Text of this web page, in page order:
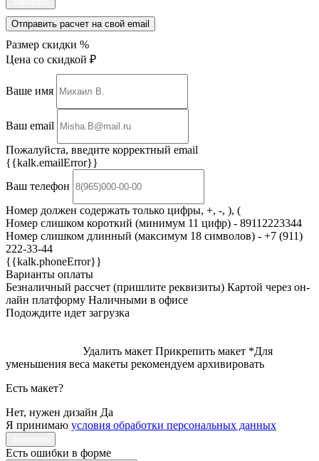
Отправить расчет на свой email
Размер скидки %
Цена со скидкой ₽
Ваше имя
Ваш email
Пожалуйста, введите корректный email
{{kalk.emailError}}
Ваш телефон
Номер должен содержать только цифры, +, -, ), (
Номер слишком короткий (минимум 11 цифр) - 89112223344
Номер слишком длинный (максимум 18 символов) - +7 (911)
222-33-44
{{kalk.phoneError}}
Варианты оплаты
Безналичный рассчет (пришлите реквизиты) Картой через он-
лайн платформу Наличными в офисе
Подождите идет загрузка
Удалить макет Прикрепить макет *Для
уменьшения веса макеты рекомендуем архивировать
Есть макет?
Нет, нужен дизайн Да
Я принимаю условия обработки персональных данных
Есть ошибки в форме